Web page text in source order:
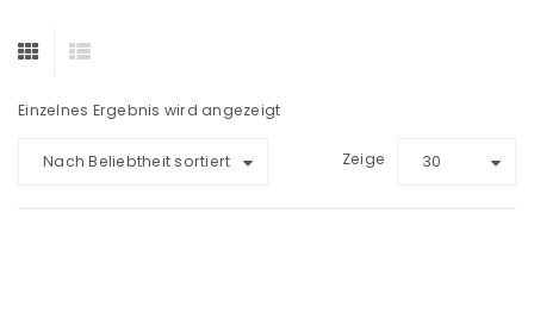
Einzelnes Ergebnis wird angezeigt
Nach Beliebtheit sortiert Zeige 30